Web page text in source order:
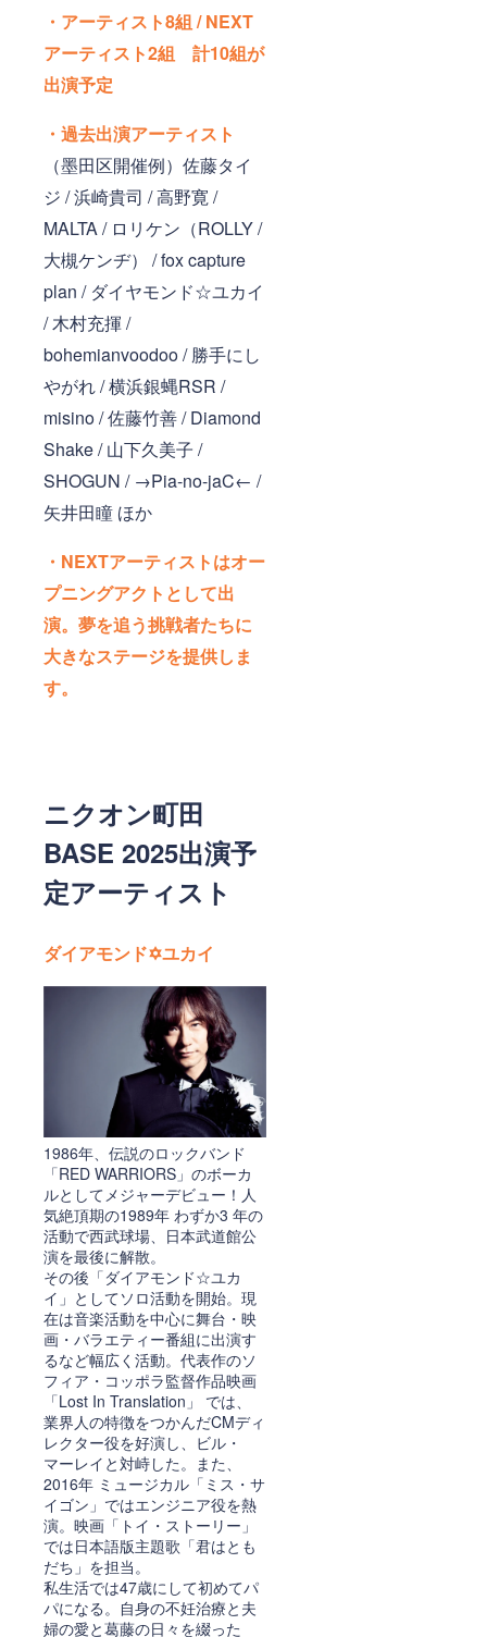
・アーティスト8組 / NEXT
アーティスト2組 計10組が
出演予定
・過去出演アーティスト
（墨田区開催例）佐藤タイ
ジ / 浜崎貴司 / 高野寛 /
MALTA / ロリケン（ROLLY /
大槻ケンヂ） / fox capture
plan / ダイヤモンド☆ユカイ
/ 木村充揮 /
bohemianvoodoo / 勝手にし
やがれ / 横浜銀蝿RSR /
misino / 佐藤竹善 / Diamond
Shake / 山下久美子 /
SHOGUN / →Pia-no-jaC← /
矢井田瞳 ほか
・NEXTアーティストはオー
プニングアクトとして出
演。夢を追う挑戦者たちに
大きなステージを提供しま
す。
ニクオン町田
BASE 2025出演予
定アーティスト
ダイアモンド✡ユカイ
1986年、伝説のロックバンド
「RED WARRIORS」のボーカ
ルとしてメジャーデビュー！人
気絶頂期の1989年 わずか3 年の
活動で西武球場、日本武道館公
演を最後に解散。
その後「ダイアモンド☆ユカ
イ」としてソロ活動を開始。現
在は音楽活動を中心に舞台・映
画・バラエティー番組に出演す
るなど幅広く活動。代表作のソ
フィア・コッポラ監督作品映画
「Lost In Translation」 では、
業界人の特徴をつかんだCMディ
レクター役を好演し、ビル・
マーレイと対峙した。また、
2016年 ミュージカル「ミス・サ
イゴン」ではエンジニア役を熱
演。映画「トイ・ストーリー」
では日本語版主題歌「君はとも
だち」を担当。
私生活では47歳にして初めてパ
パになる。自身の不妊治療と夫
婦の愛と葛藤の日々を綴った